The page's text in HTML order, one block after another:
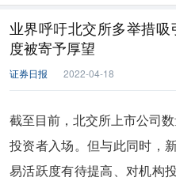
业界呼吁北交所多举措
度被寄予厚望
证券日报 2022-04-18
截至目前，北交所上市公司
投资者入场。但与此同时，
易活跃度有待提高、对机构